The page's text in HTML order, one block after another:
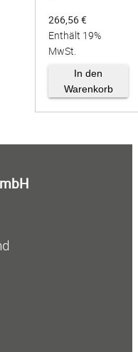
266,56€
Enthält 19%
MwSt.
Versand
In den
Warenkorb